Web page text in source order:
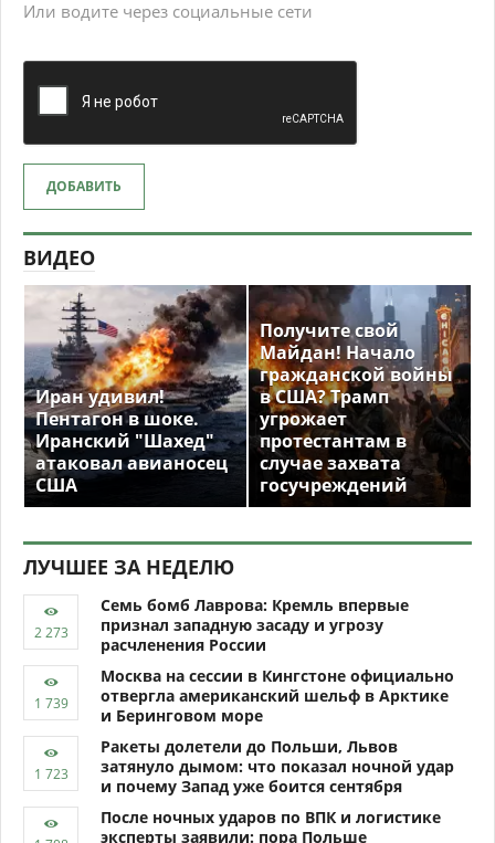
Или водите через социальные сети
ДОБАВИТЬ
ВИДЕО
Иран удивил!
Пентагон в шоке.
Иранский "Шахед"
атаковал авианосец
США
Получите свой
Майдан! Начало
гражданской войны
в США? Трамп
угрожает
протестантам в
случае захвата
госучреждений
ЛУЧШЕЕ ЗА НЕДЕЛЮ
Семь бомб Лаврова: Кремль впервые
признал западную засаду и угрозу
расчленения России
Москва на сессии в Кингстоне официально
отвергла американский шельф в Арктике
и Беринговом море
Ракеты долетели до Польши, Львов
затянуло дымом: что показал ночной удар
и почему Запад уже боится сентября
После ночных ударов по ВПК и логистике
эксперты заявили: пора Польше